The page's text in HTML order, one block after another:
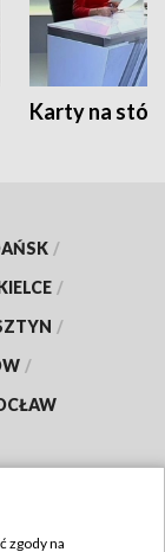
Karty na
/
/
/
/
zgody na